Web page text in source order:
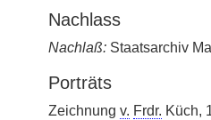
Nachlass
Nachlaß: Staatsarchiv
Porträts
Zeichnung v. Frdr. Küch,